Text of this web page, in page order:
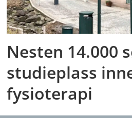
Nesten 14.000
studieplass
fysioterapi